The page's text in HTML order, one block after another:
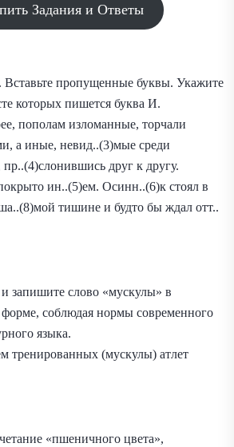
Задания и Ответы
Вставьте пропущенные буквы. Укажите
которых пишется буква И.
пополам изломанные, торчали
а иные, невид..(3)мые среди
друг к другу.
ин..(5)ем. Осинн..(6)к стоял в
тишине и будто бы ждал отт..
запишите слово «мускулы» в
соблюдая нормы современного
языка.
тренированных (мускулы) атлет
«пшеничного цвета»,